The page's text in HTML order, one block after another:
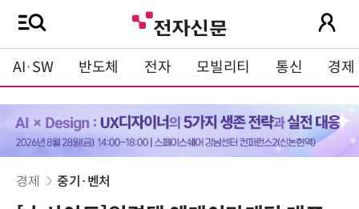
AI·SW 반도체 전자 모빌리티 통신 경제
경제 중기·벤처